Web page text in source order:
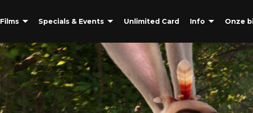
Films Specials & Events Unlimited Card Info Onze